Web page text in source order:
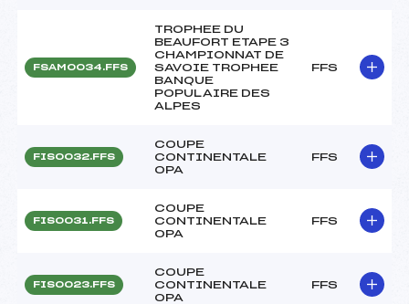
FSAM0034.FFS
TROPHEE DU
BEAUFORT ETAPE 3
CHAMPIONNAT DE
SAVOIE TROPHEE
BANQUE
POPULAIRE DES
ALPES
FFS
FIS0032.FFS
COUPE
CONTINENTALE
OPA
FFS
FIS0031.FFS
COUPE
CONTINENTALE
OPA
FFS
FIS0023.FFS
COUPE
CONTINENTALE
OPA
FFS